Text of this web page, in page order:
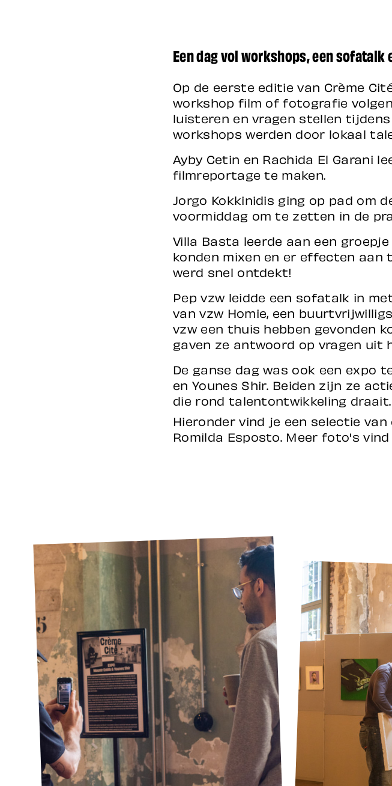
Een dag vol workshops, een sofatalk
Op de eerste editie van Crème
workshop film of fotografie
luisteren en vragen stellen
workshops werden door lokaal
Ayby Cetin en Rachida El Garani
filmreportage te maken.
Jorgo Kokkinidis ging op pad om
voormiddag om te zetten in de
Villa Basta leerde aan een
konden mixen en er effecten aan
werd snel ontdekt!
Pep vzw leidde een sofatalk in
van vzw Homie, een
vzw een thuis hebben gevonden
gaven ze antwoord op vragen uit
De ganse dag was ook een expo
en Younes Shir. Beiden zijn ze
die rond talentontwikkeling draait.
Hieronder vind je een selectie
Romilda Esposto. Meer foto's